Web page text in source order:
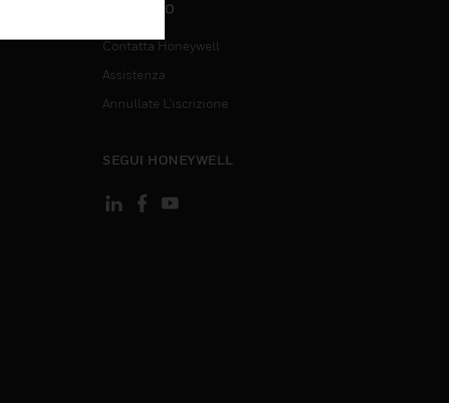
CONTATTO
Contatta Honeywell
Assistenza
Annullate L’iscrizione
SEGUI HONEYWELL